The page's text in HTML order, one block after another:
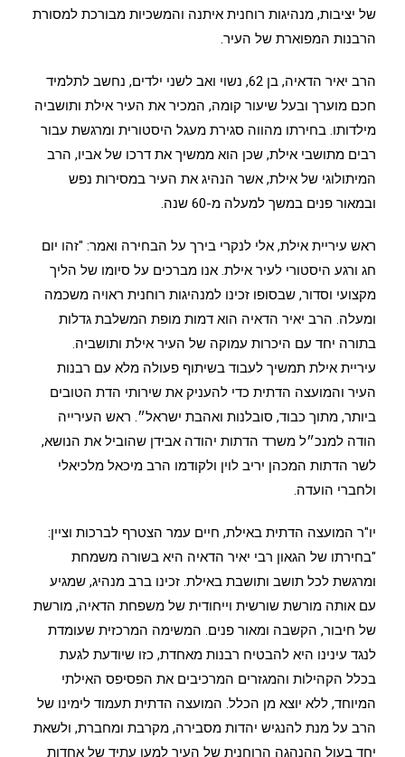
של יציבות, מנהיגות רוחנית איתנה והמשכיות מבורכת למסורת
הרבנות המפוארת של העיר.
הרב יאיר הדאיה, בן 62, נשוי ואב לשני ילדים, נחשב לתלמיד
חכם מוערך ובעל שיעור קומה, המכיר את העיר אילת ותושביה
מילדותו. בחירתו מהווה סגירת מעגל היסטורית ומרגשת עבור
רבים מתושבי אילת, שכן הוא ממשיך את דרכו של אביו, הרב
המיתולוגי של אילת, אשר הנהיג את העיר במסירות נפש
ובמאור פנים במשך למעלה מ-60 שנה.
ראש עיריית אילת, אלי לנקרי בירך על הבחירה ואמר: "זהו יום
חג ורגע היסטורי לעיר אילת. אנו מברכים על סיומו של הליך
מקצועי וסדור, שבסופו זכינו למנהיגות רוחנית ראויה משכמה
ומעלה. הרב יאיר הדאיה הוא דמות מופת המשלבת גדלות
בתורה יחד עם היכרות עמוקה של העיר אילת ותושביה.
עיריית אילת תמשיך לעבוד בשיתוף פעולה מלא עם רבנות
העיר והמועצה הדתית כדי להעניק את שירותי הדת הטובים
ביותר, מתוך כבוד, סובלנות ואהבת ישראל״. ראש העירייה
הודה למנכ״ל משרד הדתות יהודה אבידן שהוביל את הנושא,
לשר הדתות המכהן יריב לוין ולקודמו הרב מיכאל מלכיאלי
ולחברי הועדה.
יו"ר המועצה הדתית באילת, חיים עמר הצטרף לברכות וציין:
"בחירתו של הגאון רבי יאיר הדאיה היא בשורה משמחת
ומרגשת לכל תושב ותושבת באילת. זכינו ברב מנהיג, שמגיע
עם אותה מורשת שורשית וייחודית של משפחת הדאיה, מורשת
של חיבור, הקשבה ומאור פנים. המשימה המרכזית שעומדת
לנגד עינינו היא להבטיח רבנות מאחדת, כזו שיודעת לגעת
בכלל הקהילות והמגזרים המרכיבים את הפסיפס האילתי
המיוחד, ללא יוצא מן הכלל. המועצה הדתית תעמוד לימינו של
הרב על מנת להנגיש יהדות מסבירה, מקרבת ומחברת, ולשאת
יחד בעול ההנהגה הרוחנית של העיר למען עתיד של אחדות